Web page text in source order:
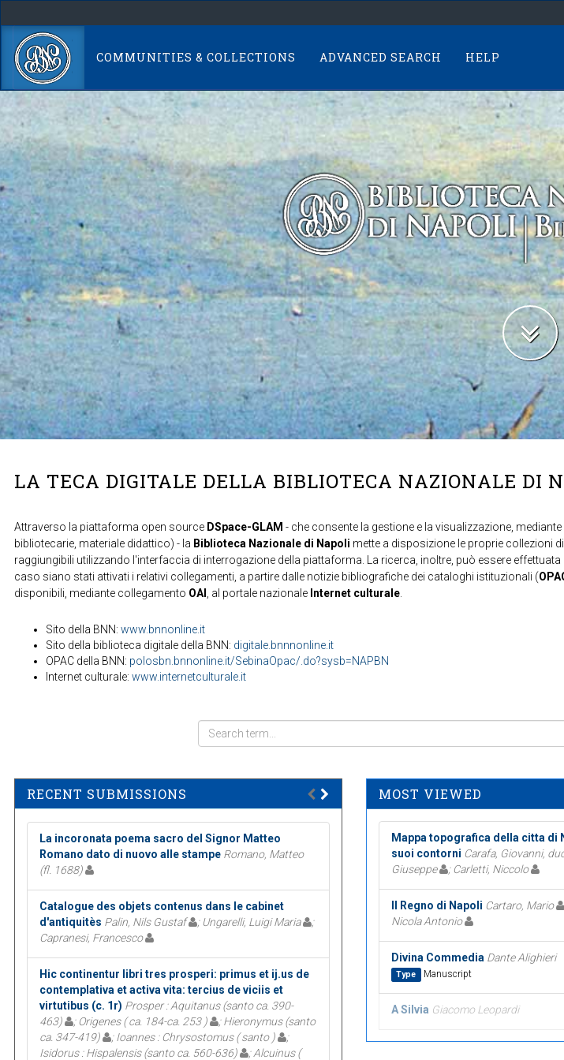
navigation
COMMUNITIES & COLLECTIONS ADVANCED SEARCH HELP
LA TECA DIGITALE DELLA BIBLIOTECA NAZIONALE DI
Attraverso la piattaforma open source DSpace-GLAM - che consente la gestione e la visualizzazione,
bibliotecarie, materiale didattico) - la Biblioteca Nazionale di Napoli mette a disposizione le proprie collezioni
raggiungibili utilizzando l'interfaccia di interrogazione della piattaforma. La ricerca, inoltre, può essere
caso siano stati attivati i relativi collegamenti, a partire dalle notizie bibliografiche dei cataloghi istituzionali (
disponibili, mediante collegamento OAI , al portale nazionale Internet culturale.
Sito della BNN: www.bnnonline.it
Sito della biblioteca digitale della BNN: digitale.bnnnonline.it
OPAC della BNN: polosbn.bnnonline.it/SebinaOpac/.do?sysb=NAPBN
Internet culturale: www.internetculturale.it
RECENT SUBMISSIONS
La incoronata poema sacro del Signor Matteo
Romano dato di nuovo alle stampe Romano, Matteo
(fl. 1688)
Catalogue des objets contenus dans le cabinet
d'antiquitès Palin, Nils Gustaf ; Ungarelli, Luigi Maria
;
Capranesi, Francesco
Hic continentur libri tres prosperi: primus et ij.us de
contemplativa et activa vita: tercius de viciis et
virtutibus (c. 1r) Prosper : Aquitanus (santo ca. 390-
463)
; Origenes ( ca. 184-ca. 253 )
; Hieronymus (santo
ca. 347-419)
; Ioannes : Chrysostomus ( santo )
;
Isidorus : Hispalensis (santo ca. 560-636)
; Alcuinus (
MOST VIEWED
Mappa topografica della citta di
suoi contorni Carafa, Giovanni,
Giuseppe
; Carletti, Niccolo
Il Regno di Napoli Cartaro, Mario
Nicola Antonio
Divina Commedia Dante Alighieri
Type Manuscript
A Silvia Giacomo Leopardi